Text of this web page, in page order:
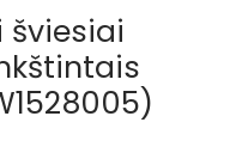
šviesiai